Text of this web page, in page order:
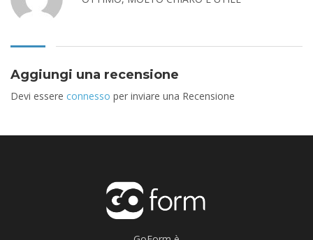
Aggiungi una recensione
Devi essere connesso per inviare una Recensione